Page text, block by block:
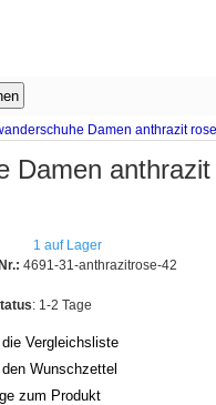
Damen anthrazit
Damen
1 auf Lager
4691-31-anthrazitrose-42
: 1-2 Tage
Vergleichsliste
Wunschzettel
zum Produkt